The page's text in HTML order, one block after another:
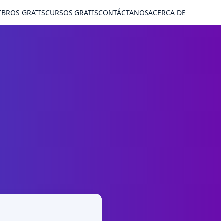
GRATISCURSOS GRATISCONTÁCTANOSACERCA DE